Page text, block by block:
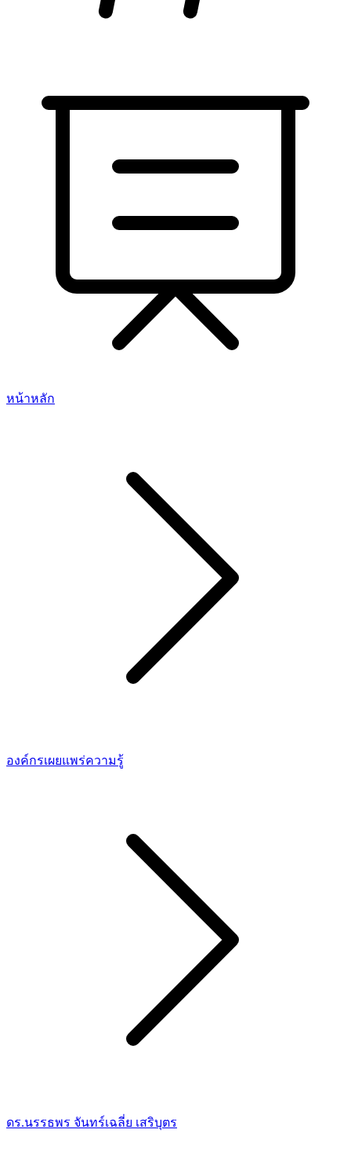
หน้าหลัก
องค์กรเผยแพร่ความรู้
ดร.นรรธพร จันทร์เฉลี่ย เสริบุตร